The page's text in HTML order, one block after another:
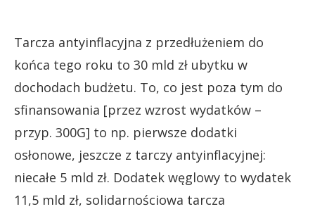
Tarcza antyinflacyjna z przedłużeniem do
końca tego roku to 30 mld zł ubytku w
dochodach budżetu. To, co jest poza tym do
sfinansowania [przez wzrost wydatków –
przyp. 300G] to np. pierwsze dodatki
osłonowe, jeszcze z tarczy antyinflacyjnej:
niecałe 5 mld zł. Dodatek węglowy to wydatek
11,5 mld zł, solidarnościowa tarcza